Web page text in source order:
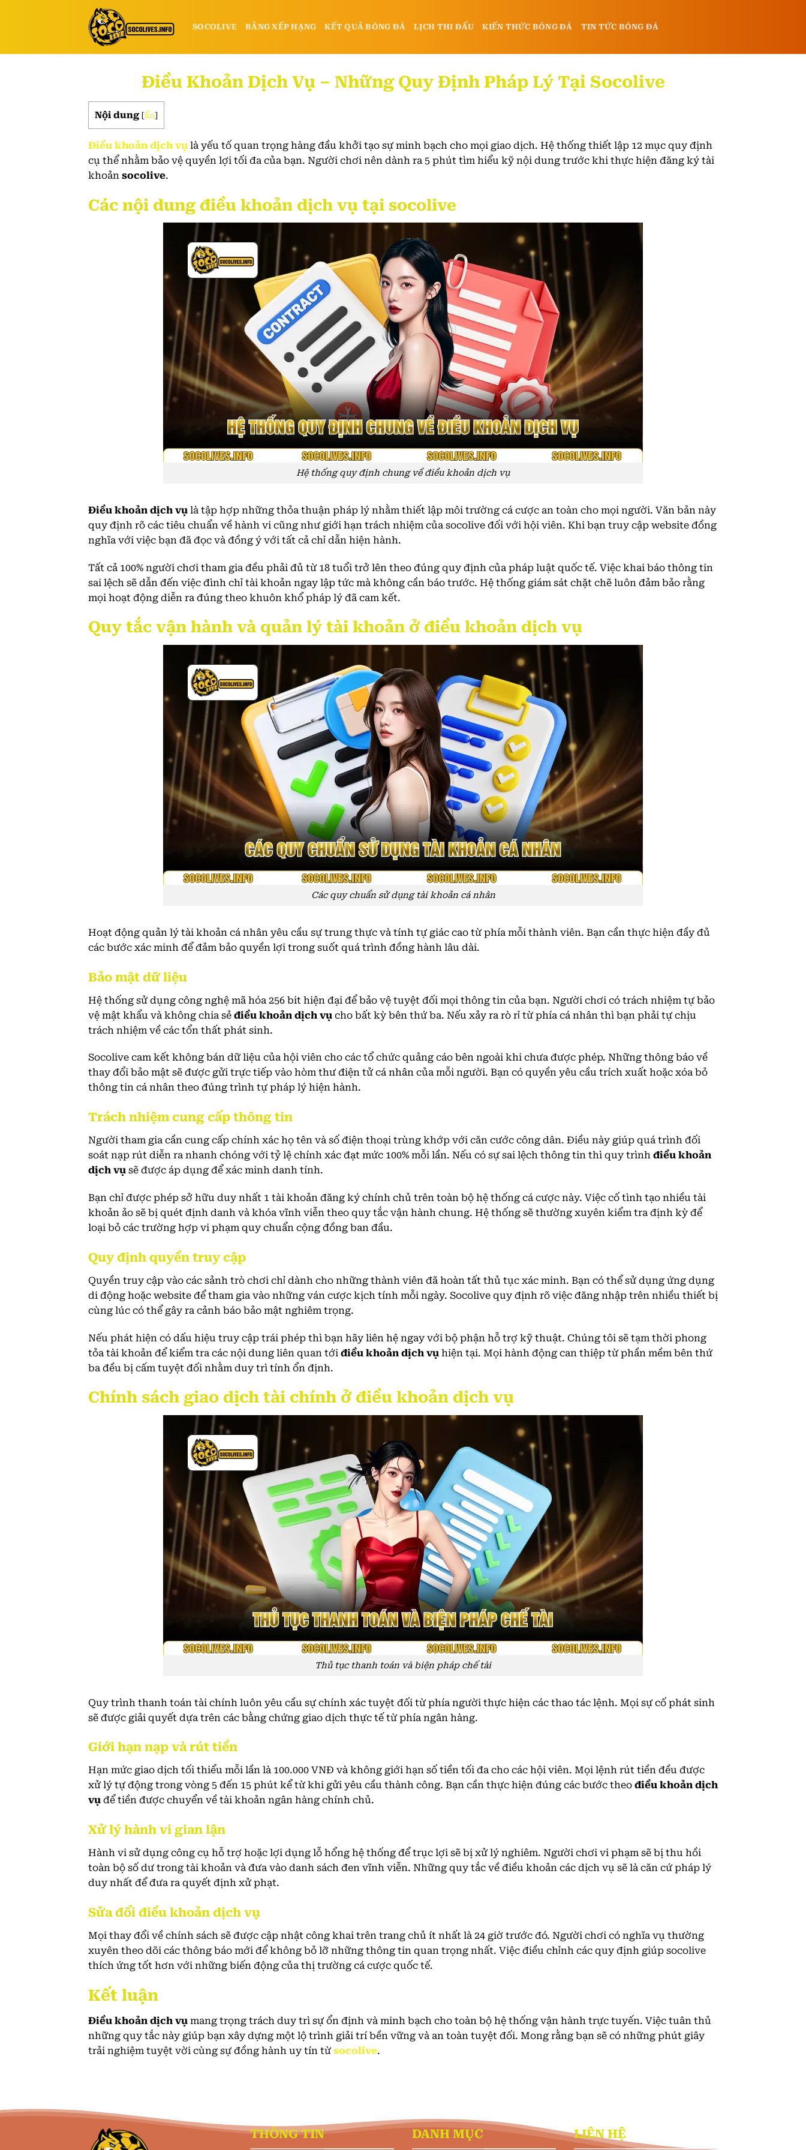
dung
SOCOLIVE BẢNG XẾP HẠNG KẾT QUẢ BÓNG ĐÁ LỊCH THI ĐẤU KIẾN THỨC BÓNG ĐÁ TIN TỨC BÓNG ĐÁ
Điều Khoản Dịch Vụ – Những Quy Định Pháp Lý Tại Socolive
Nội dung [ẩn]
Điều khoản dịch vụ là yếu tố quan trọng hàng đầu khởi tạo sự minh bạch cho mọi giao dịch. Hệ thống thiết lập 12 mục quy định
cụ thể nhằm bảo vệ quyền lợi tối đa của bạn. Người chơi nên dành ra 5 phút tìm hiểu kỹ nội dung trước khi thực hiện đăng ký tài
khoản socolive.
Các nội dung điều khoản dịch vụ tại socolive
Hệ thống quy định chung về điều khoản dịch vụ
Điều khoản dịch vụ là tập hợp những thỏa thuận pháp lý nhằm thiết lập môi trường cá cược an toàn cho mọi người. Văn bản này
quy định rõ các tiêu chuẩn về hành vi cũng như giới hạn trách nhiệm của socolive đối với hội viên. Khi bạn truy cập website đồng
nghĩa với việc bạn đã đọc và đồng ý với tất cả chỉ dẫn hiện hành.
Tất cả 100% người chơi tham gia đều phải đủ từ 18 tuổi trở lên theo đúng quy định của pháp luật quốc tế. Việc khai báo thông tin
sai lệch sẽ dẫn đến việc đình chỉ tài khoản ngay lập tức mà không cần báo trước. Hệ thống giám sát chặt chẽ luôn đảm bảo rằng
mọi hoạt động diễn ra đúng theo khuôn khổ pháp lý đã cam kết.
Quy tắc vận hành và quản lý tài khoản ở điều khoản dịch vụ
Các quy chuẩn sử dụng tài khoản cá nhân
Hoạt động quản lý tài khoản cá nhân yêu cầu sự trung thực và tính tự giác cao từ phía mỗi thành viên. Bạn cần thực hiện đầy đủ
các bước xác minh để đảm bảo quyền lợi trong suốt quá trình đồng hành lâu dài.
Bảo mật dữ liệu
Hệ thống sử dụng công nghệ mã hóa 256 bit hiện đại để bảo vệ tuyệt đối mọi thông tin của bạn. Người chơi có trách nhiệm tự bảo
vệ mật khẩu và không chia sẻ điều khoản dịch vụ cho bất kỳ bên thứ ba. Nếu xảy ra rò rỉ từ phía cá nhân thì bạn phải tự chịu
trách nhiệm về các tổn thất phát sinh.
Socolive cam kết không bán dữ liệu của hội viên cho các tổ chức quảng cáo bên ngoài khi chưa được phép. Những thông báo về
thay đổi bảo mật sẽ được gửi trực tiếp vào hòm thư điện tử cá nhân của mỗi người. Bạn có quyền yêu cầu trích xuất hoặc xóa bỏ
thông tin cá nhân theo đúng trình tự pháp lý hiện hành.
Trách nhiệm cung cấp thông tin
Người tham gia cần cung cấp chính xác họ tên và số điện thoại trùng khớp với căn cước công dân. Điều này giúp quá trình đối
soát nạp rút diễn ra nhanh chóng với tỷ lệ chính xác đạt mức 100% mỗi lần. Nếu có sự sai lệch thông tin thì quy trình điều khoản
dịch vụ sẽ được áp dụng để xác minh danh tính.
Bạn chỉ được phép sở hữu duy nhất 1 tài khoản đăng ký chính chủ trên toàn bộ hệ thống cá cược này. Việc cố tình tạo nhiều tài
khoản ảo sẽ bị quét định danh và khóa vĩnh viễn theo quy tắc vận hành chung. Hệ thống sẽ thường xuyên kiểm tra định kỳ để
loại bỏ các trường hợp vi phạm quy chuẩn cộng đồng ban đầu.
Quy định quyền truy cập
Quyền truy cập vào các sảnh trò chơi chỉ dành cho những thành viên đã hoàn tất thủ tục xác minh. Bạn có thể sử dụng ứng dụng
di động hoặc website để tham gia vào những ván cược kịch tính mỗi ngày. Socolive quy định rõ việc đăng nhập trên nhiều thiết bị
cùng lúc có thể gây ra cảnh báo bảo mật nghiêm trọng.
Nếu phát hiện có dấu hiệu truy cập trái phép thì bạn hãy liên hệ ngay với bộ phận hỗ trợ kỹ thuật. Chúng tôi sẽ tạm thời phong
tỏa tài khoản để kiểm tra các nội dung liên quan tới điều khoản dịch vụ hiện tại. Mọi hành động can thiệp từ phần mềm bên thứ
ba đều bị cấm tuyệt đối nhằm duy trì tính ổn định.
Chính sách giao dịch tài chính ở điều khoản dịch vụ
Thủ tục thanh toán và biện pháp chế tài
Quy trình thanh toán tài chính luôn yêu cầu sự chính xác tuyệt đối từ phía người thực hiện các thao tác lệnh. Mọi sự cố phát sinh
sẽ được giải quyết dựa trên các bằng chứng giao dịch thực tế từ phía ngân hàng.
Giới hạn nạp và rút tiền
Hạn mức giao dịch tối thiểu mỗi lần là 100.000 VNĐ và không giới hạn số tiền tối đa cho các hội viên. Mọi lệnh rút tiền đều được
xử lý tự động trong vòng 5 đến 15 phút kể từ khi gửi yêu cầu thành công. Bạn cần thực hiện đúng các bước theo điều khoản dịch
vụ để tiền được chuyển về tài khoản ngân hàng chính chủ.
Xử lý hành vi gian lận
Hành vi sử dụng công cụ hỗ trợ hoặc lợi dụng lỗ hổng hệ thống để trục lợi sẽ bị xử lý nghiêm. Người chơi vi phạm sẽ bị thu hồi
toàn bộ số dư trong tài khoản và đưa vào danh sách đen vĩnh viễn. Những quy tắc về điều khoản các dịch vụ sẽ là căn cứ pháp lý
duy nhất để đưa ra quyết định xử phạt.
Sửa đổi điều khoản dịch vụ
Mọi thay đổi về chính sách sẽ được cập nhật công khai trên trang chủ ít nhất là 24 giờ trước đó. Người chơi có nghĩa vụ thường
xuyên theo dõi các thông báo mới để không bỏ lỡ những thông tin quan trọng nhất. Việc điều chỉnh các quy định giúp socolive
thích ứng tốt hơn với những biến động của thị trường cá cược quốc tế.
Kết luận
Điều khoản dịch vụ mang trọng trách duy trì sự ổn định và minh bạch cho toàn bộ hệ thống vận hành trực tuyến. Việc tuân thủ
những quy tắc này giúp bạn xây dựng một lộ trình giải trí bền vững và an toàn tuyệt đối. Mong rằng bạn sẽ có những phút giây
trải nghiệm tuyệt vời cùng sự đồng hành uy tín từ socolive.
THÔNG TIN DANH MỤC LIÊN HỆ